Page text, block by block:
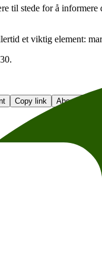
til stede for å
et viktig element:
Copy link About
and text, obtaining
nest største salen på